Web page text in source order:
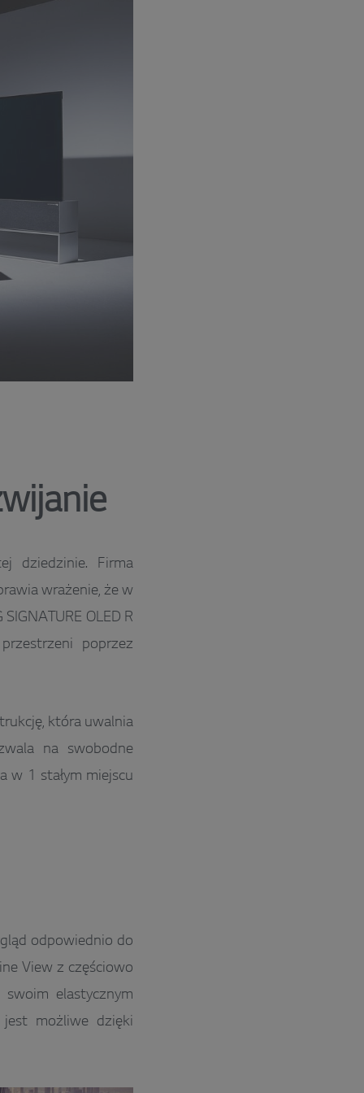
dziedzinie. Firma
wrażenie, że w
OLED R
poprzez
która uwalnia
na swobodne
w 1 stałym miejscu
odpowiednio do
View z częściowo
elastycznym
jest możliwe dzięki